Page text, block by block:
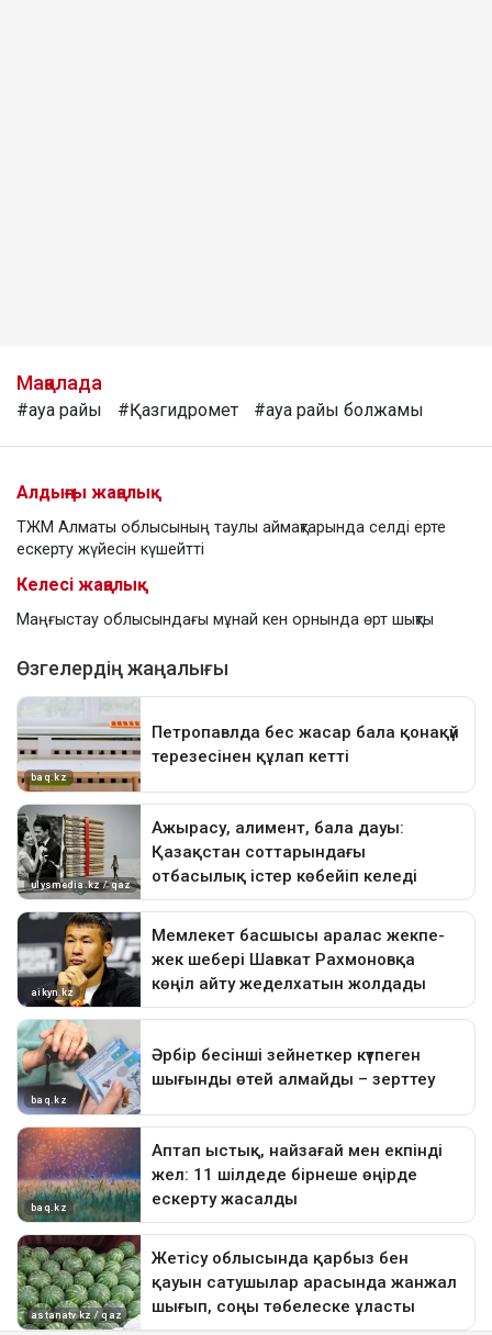
Мақалада
#ауа райы #Қазгидромет #ауа райы болжамы
Алдыңғы жаңалық
ТЖМ Алматы облысының таулы аймақтарында селді ерте
ескерту жүйесін күшейтті
Келесі жаңалық
Маңғыстау облысындағы мұнай кен орнында өрт шықты